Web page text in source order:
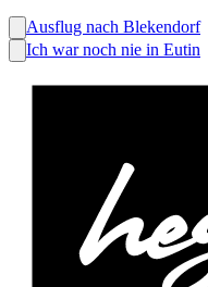
Ausflug nach Blekendorf
Ich war noch nie in Eutin